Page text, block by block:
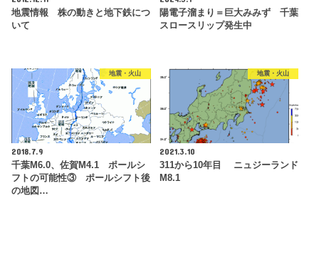
地震情報 株の動きと地下鉄につ
いて
陽電子溜まり＝巨大みみず 千葉
スロースリップ発生中
地震・火山
2018.7.9
千葉M6.0、佐賀M4.1 ポールシ
フトの可能性③ ポールシフト後
の地図…
地震・火山
2021.3.10
311から10年目 ニュジーランド
M8.1